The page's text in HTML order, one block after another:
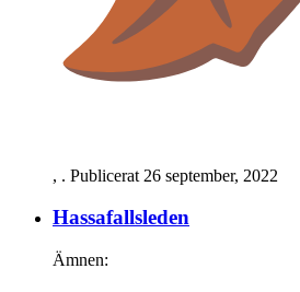
, . Publicerat 26 september, 2022
Hassafallsleden
Ämnen: